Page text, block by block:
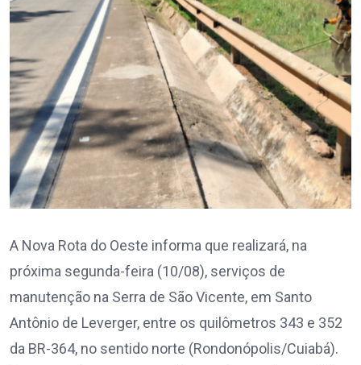
A Nova Rota do Oeste informa que realizará, na
próxima segunda-feira (10/08), serviços de
manutenção na Serra de São Vicente, em Santo
Antônio de Leverger, entre os quilômetros 343 e 352
da BR-364, no sentido norte (Rondonópolis/Cuiabá).